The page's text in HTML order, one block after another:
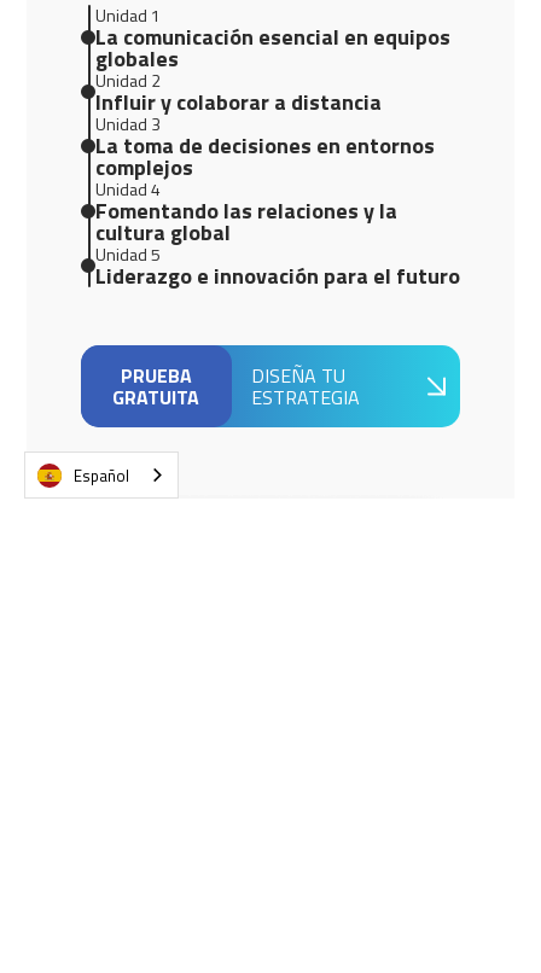
Unidad 1
La comunicación esencial en equipos
globales
Unidad 2
Influir y colaborar a distancia
Unidad 3
La toma de decisiones en entornos
complejos
Unidad 4
Fomentando las relaciones y la
cultura global
Unidad 5
Liderazgo e innovación para el futuro
PRUEBA
GRATUITA
DISEÑA TU
ESTRATEGIA
Español